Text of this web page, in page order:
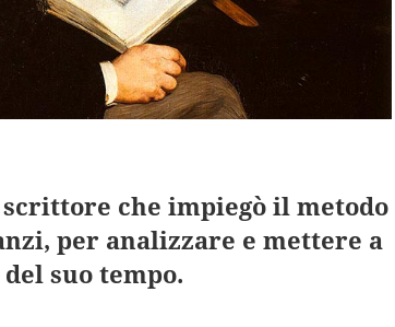
che impiegò il metodo
per analizzare e mettere a
suo tempo.